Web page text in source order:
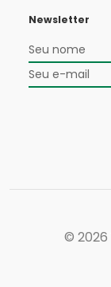
Newsletter
© 2026